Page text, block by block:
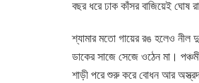
o
o
k
p
p
n
বছর ধরে ঢাক কাঁসর বাজিয়েই ঘোষ
শ্যামার মতো গায়ের রঙ হলেও নীল
ডাকের সাজে সেজে ওঠেন মা।
শাড়ী পরে শুরু করে বোধন আর